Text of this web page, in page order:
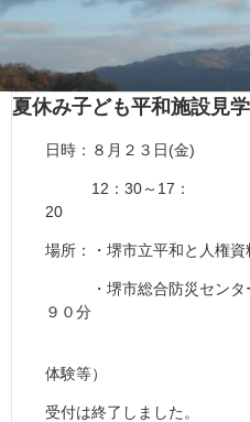
夏休み子ども平和施設見
日時：８月２３日(金)
12：30～17：
場所：・堺市立平和と人
・堺市総合防災セン
９０分
（地震体験
体験等）
受付は終了しました。